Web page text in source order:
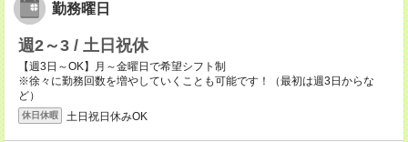
勤務曜日
週2～3 / 土日祝休
【週3日～OK】月～金曜日で希望シフト制
※徐々に勤務回数を増やしていくことも可能です！（最初は週3日からな
ど）
休日休暇 土日祝日休みOK